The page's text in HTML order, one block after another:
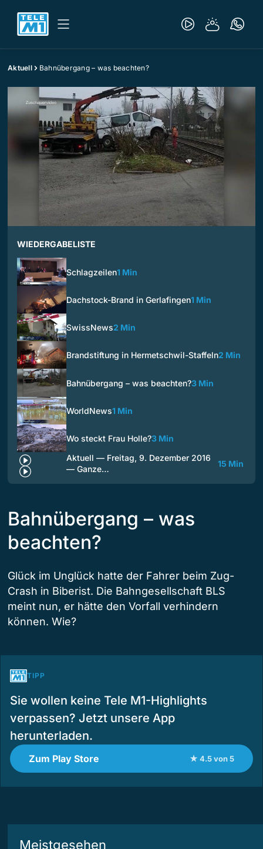
Aktuell Bahnübergang – was beachten?
WIEDERGABELISTE
Schlagzeilen1 Min
Dachstock-Brand in Gerlafingen1 Min
SwissNews2 Min
Brandstiftung in Hermetschwil-Staffeln2 Min
Bahnübergang – was beachten?3 Min
WorldNews1 Min
Wo steckt Frau Holle?3 Min
Aktuell — Freitag, 9. Dezember 2016
— Ganze…
15 Min
Bahnübergang – was
beachten?
Glück im Unglück hatte der Fahrer beim Zug-
Crash in Biberist. Die Bahngesellschaft BLS
meint nun, er hätte den Vorfall verhindern
können. Wie?
TIPP
Sie wollen keine Tele M1-Highlights
verpassen? Jetzt unsere App
herunterladen.
Zum Play Store ★ 4.5 von 5
Meistgesehen